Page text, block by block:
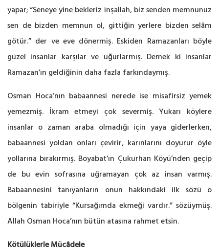
yapar; “Seneye yine bekleriz inşallah, biz senden memnunuz
sen de bizden memnun ol, gittiğin yerlere bizden selâm
götür.” der ve eve dönermiş. Eskiden Ramazanları böyle
güzel insanlar karşılar ve uğurlarmış. Demek ki insanlar
Ramazan’ın geldiğinin daha fazla farkındaymış.
Osman Hoca’nın babaannesi nerede ise misafirsiz yemek
yemezmiş. İkram etmeyi çok severmiş. Yukarı köylere
insanlar o zaman araba olmadığı için yaya giderlerken,
babaannesi yoldan onları çevirir, karınlarını doyurur öyle
yollarına bırakırmış. Boyabat’ın Çukurhan Köyü’nden geçip
de bu evin sofrasına uğramayan çok az insan varmış.
Babaannesini tanıyanların onun hakkındaki ilk sözü o
bölgenin tabiriyle “Kursağımda ekmeği vardır.” sözüymüş.
Allah Osman Hoca’nın bütün atasına rahmet etsin.
Kötülüklerle Mücâdele